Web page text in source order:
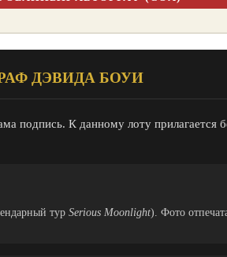
ДЭВИДА БОУИ
подпись. К данному лоту прилагается
тур Serious Moonlight). Фото